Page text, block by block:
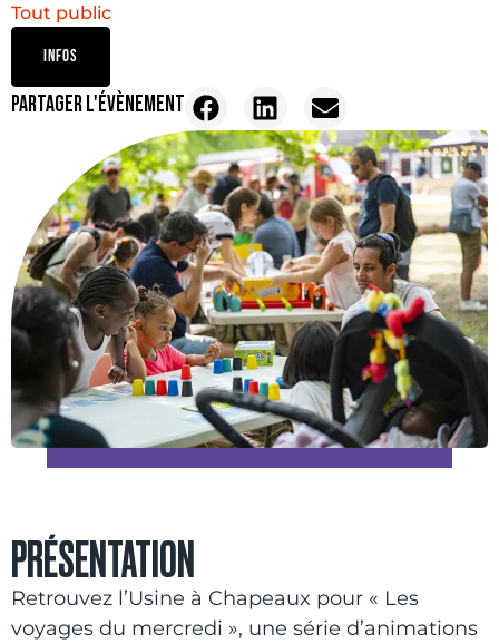
Tout public
INFOS
PARTAGER L'ÉVÈNEMENT
PRÉSENTATION
Retrouvez l’Usine à Chapeaux pour « Les
voyages du mercredi », une série d’animations